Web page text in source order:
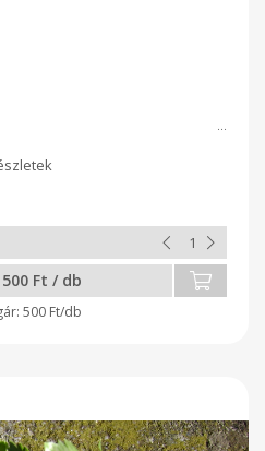
500 Ft / db
500 Ft/db